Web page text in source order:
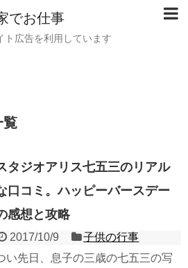
でお仕事
ト広告を利用しています
覧
タジオアリス七五三のリアル
口コミ。ハッピーバースデー
感想と攻略
2017/10/9
子供の行事
い先日、息子の三歳の七五三の写